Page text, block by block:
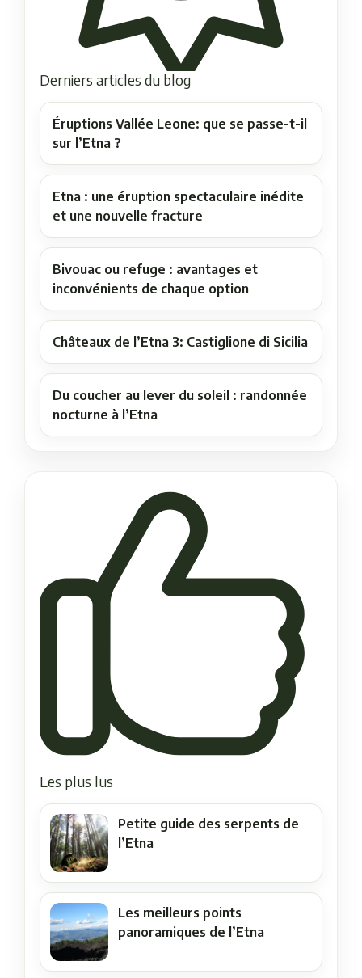
Derniers articles du blog
Éruptions Vallée Leone: que se passe-t-il
sur l’Etna ?
Etna : une éruption spectaculaire inédite
et une nouvelle fracture
Bivouac ou refuge : avantages et
inconvénients de chaque option
Châteaux de l’Etna 3: Castiglione di Sicilia
Du coucher au lever du soleil : randonnée
nocturne à l’Etna
Les plus lus
Petite guide des serpents de
l’Etna
Les meilleurs points
panoramiques de l’Etna